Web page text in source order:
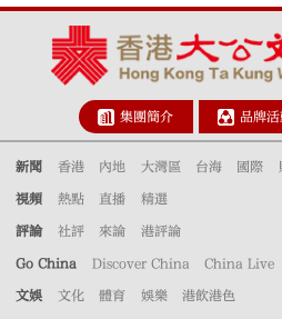
集團簡介 品牌
新聞 香港 內地 大灣區 台海 國際
視頻 熱點 直播 精選
評論 社評 來論 港評論
Go China Discover China China Live
文娛 文化 體育 娛樂 港飲港色